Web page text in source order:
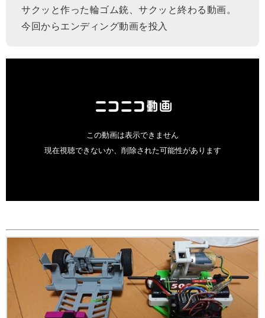
サクッと作った輪ゴム銃、サクッと終わる動画。
今回からエンディング動画を投入